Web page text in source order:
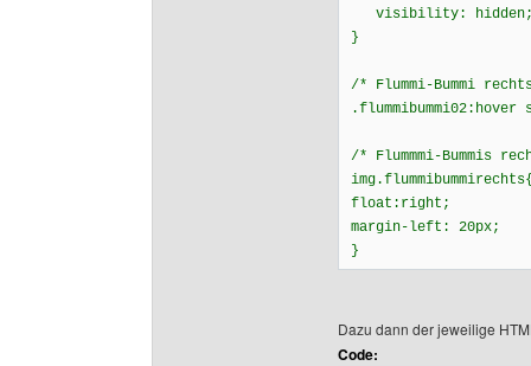
visibility:
}
/* Flummi-Bummi
/* Flummmi-Bummis
float:right;
margin-left: 20px;
}
Dazu dann der jeweilige
Code: